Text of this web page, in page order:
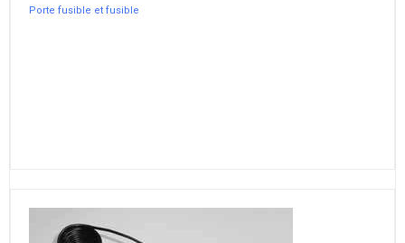
Porte fusible et fusible